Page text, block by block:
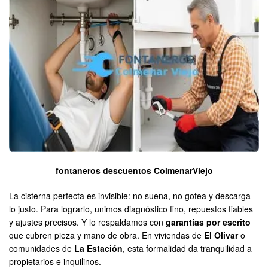
fontaneros descuentos ColmenarViejo
La cisterna perfecta es invisible: no suena, no gotea y descarga
lo justo. Para lograrlo, unimos diagnóstico fino, repuestos fiables
y ajustes precisos. Y lo respaldamos con garantías por escrito
que cubren pieza y mano de obra. En viviendas de El Olivaro
comunidades de La Estación, esta formalidad da tranquilidad a
propietarios e inquilinos.